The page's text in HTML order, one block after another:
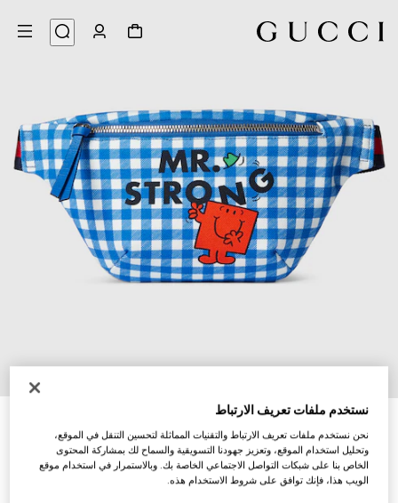
حقيبة خصر مع طبعة للأطفال
تنويعات قطن باللونين الأزرق والأبيض
نستخدم ملفات تعريف الارتباط
نحن نستخدم ملفات تعريف الارتباط والتقنيات المماثلة لتحسين التنقل في الموقع،
وتحليل استخدام الموقع، وتعزيز جهودنا التسويقية والسماح لك بمشاركة المحتوى
الخاص بنا على شبكات التواصل الاجتماعي الخاصة بك. وبالاستمرار في استخدام موقع
الويب هذا، فإنك توافق على شروط الاستخدام هذه.